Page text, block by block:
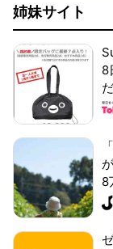
姉妹サイト
8
8